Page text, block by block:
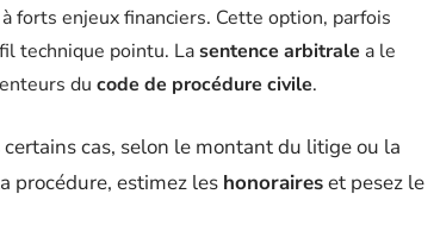
forts enjeux financiers. Cette option, parfois
technique pointu. Lasentence arbitrale a le
du code de procédure civile.
certains cas, selon le montant du litige ou la
procédure, estimez les honoraireset pesez le